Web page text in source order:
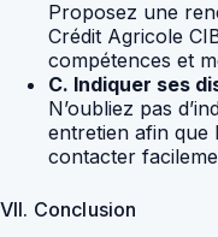
Proposez une
Crédit Agricole
compétences et
C. Indiquer ses
N’oubliez pas
entretien afin que
contacter
VII. Conclusion